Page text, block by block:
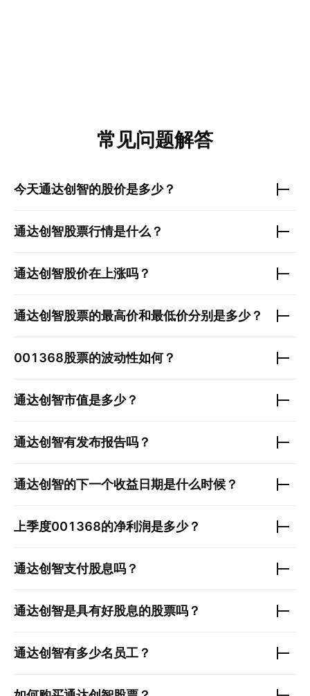
常见问题解答
今天通达创智的股价是多少？
通达创智股票行情是什么？
通达创智股价在上涨吗？
通达创智股票的最高价和最低价分别是多少？
001368股票的波动性如何？
通达创智市值是多少？
通达创智有发布报告吗？
通达创智的下一个收益日期是什么时候？
上季度001368的净利润是多少？
通达创智支付股息吗？
通达创智是具有好股息的股票吗？
通达创智有多少名员工？